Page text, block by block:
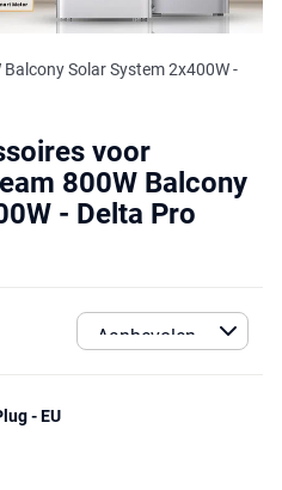
Solar System 2x400W -
voor
800W Balcony
- Delta Pro
- EU